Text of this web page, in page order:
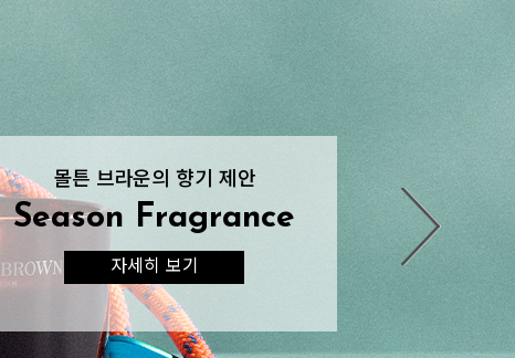
몰튼 브라운의 향기 제안
Season Fragrance
자세히 보기
향기로운 여름을 위한
Body & Hand Wash
자세히 보기
향기로운 여름 헤어케어
Hair Refresh
자세히 보기
몰튼 브라운의 향기 제안
Season Fragrance
자세히 보기
향기로운 여름을 위한
Body & Hand Wash
자세히 보기